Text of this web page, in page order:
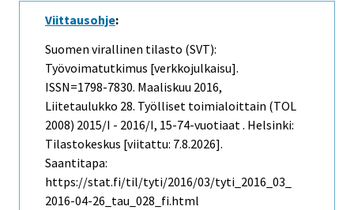
Viittausohje:
Suomen virallinen tilasto (SVT):
Työvoimatutkimus [verkkojulkaisu].
ISSN=1798-7830. Maaliskuu 2016,
Liitetaulukko 28. Työlliset toimialoittain (TOL
2008) 2015/I - 2016/I, 15-74-vuotiaat . Helsinki:
Tilastokeskus [viitattu: 7.8.2026].
Saantitapa:
https://stat.fi/til/tyti/2016/03/tyti_2016_03_
2016-04-26_tau_028_fi.html